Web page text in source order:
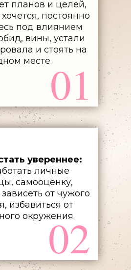
планов и целей,
постоянно
под влиянием
вины, устали
и стоять на
месте.01
увереннее:
личные
самооценку,
от чужого
избавиться от
окружения.
02